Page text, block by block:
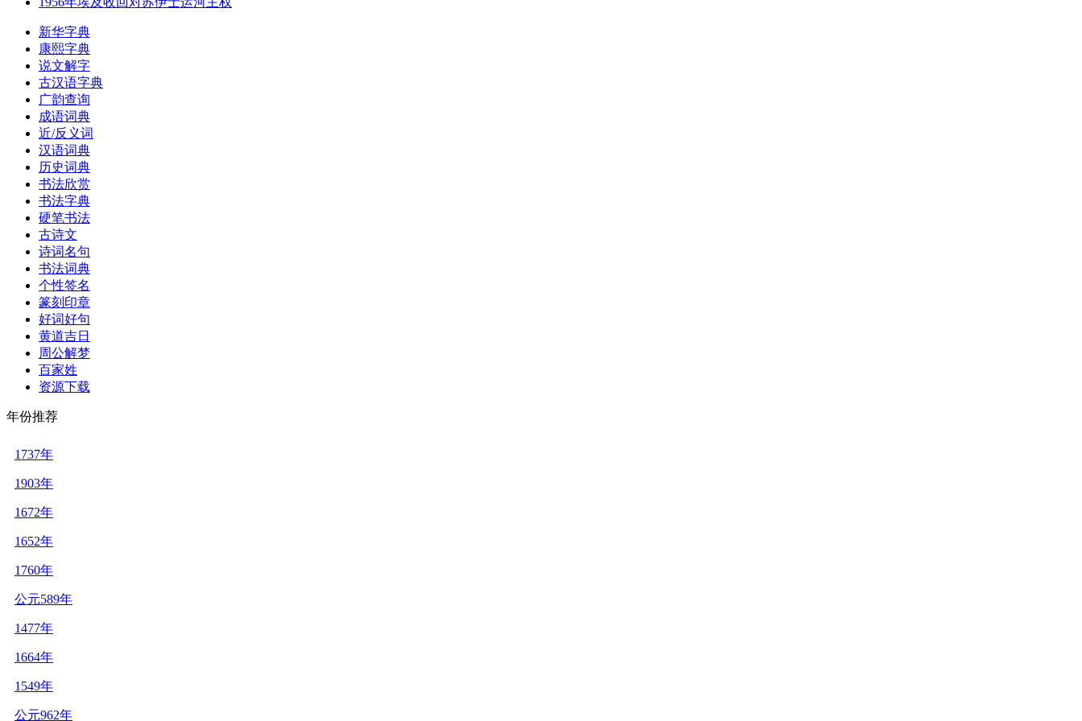
新华字典
康熙字典
说文解字
古汉语字典
广韵查询
成语词典
近/反义词
汉语词典
历史词典
书法欣赏
书法字典
硬笔书法
古诗文
诗词名句
书法词典
个性签名
篆刻印章
好词好句
黄道吉日
周公解梦
百家姓
资源下载
年份推荐
1737年
1903年
1672年
1652年
1760年
公元589年
1477年
1664年
1549年
公元962年